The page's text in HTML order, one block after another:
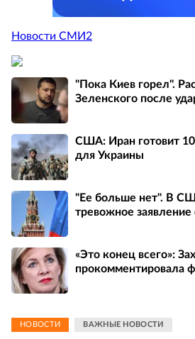
Новости СМИ2
"Пока Киев горел".
Зеленского после
США: Иран готовит
для Украины
"Ее больше нет". В
тревожное заявление
«Это конец всего»:
прокомментировала
НОВОСТИ ВАЖНЫЕ НОВОСТИ